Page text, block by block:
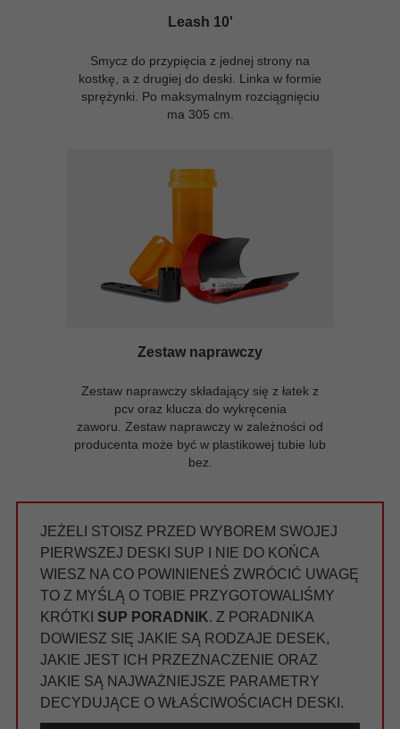
Leash 10'
Smycz do przypięcia z jednej strony na
kostkę, a z drugiej do deski. Linka w formie
sprężynki. Po maksymalnym rozciągnięciu
ma 305 cm.
Zestaw naprawczy
Zestaw naprawczy składający się z łatek z
pcv oraz klucza do wykręcenia
zaworu. Zestaw naprawczy w zależności od
producenta może być w plastikowej tubie lub
bez.
JEŻELI STOISZ PRZED WYBOREM SWOJEJ
PIERWSZEJ DESKI SUP I NIE DO KOŃCA
WIESZ NA CO POWINIENEŚ ZWRÓCIĆ UWAGĘ
TO Z MYŚLĄ O TOBIE PRZYGOTOWALIŚMY
KRÓTKI SUP PORADNIK. Z PORADNIKA
DOWIESZ SIĘ JAKIE SĄ RODZAJE DESEK,
JAKIE JEST ICH PRZEZNACZENIE ORAZ
JAKIE SĄ NAJWAŻNIEJSZE PARAMETRY
DECYDUJĄCE O WŁAŚCIWOŚCIACH DESKI.